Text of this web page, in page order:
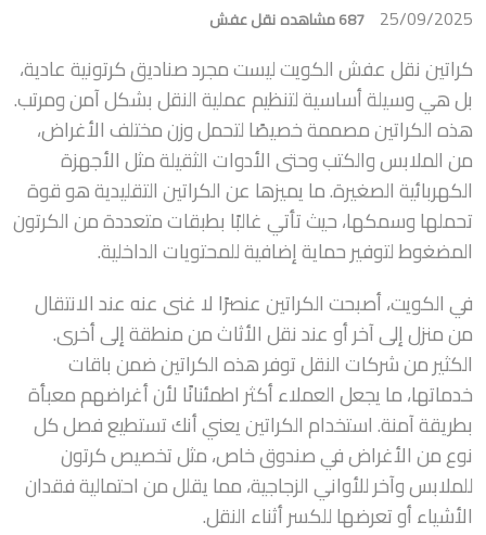
25/09/2025 687 مشاهده نقل عفش
كراتين نقل عفش الكويت ليست مجرد صناديق كرتونية عادية،
بل هي وسيلة أساسية لتنظيم عملية النقل بشكل آمن ومرتب.
هذه الكراتين مصممة خصيصًا لتحمل وزن مختلف الأغراض،
من الملابس والكتب وحتى الأدوات الثقيلة مثل الأجهزة
الكهربائية الصغيرة. ما يميزها عن الكراتين التقليدية هو قوة
تحملها وسمكها، حيث تأتي غالبًا بطبقات متعددة من الكرتون
المضغوط لتوفير حماية إضافية للمحتويات الداخلية.
في الكويت، أصبحت الكراتين عنصرًا لا غنى عنه عند الانتقال
من منزل إلى آخر أو عند نقل الأثاث من منطقة إلى أخرى.
الكثير من شركات النقل توفر هذه الكراتين ضمن باقات
خدماتها، ما يجعل العملاء أكثر اطمئنانًا لأن أغراضهم معبأة
بطريقة آمنة. استخدام الكراتين يعني أنك تستطيع فصل كل
نوع من الأغراض في صندوق خاص، مثل تخصيص كرتون
للملابس وآخر للأواني الزجاجية، مما يقلل من احتمالية فقدان
الأشياء أو تعرضها للكسر أثناء النقل.